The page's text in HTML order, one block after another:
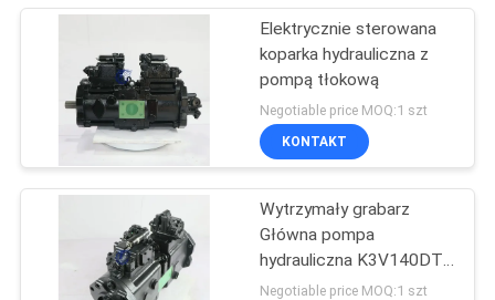
Elektrycznie sterowana
koparka hydrauliczna z
pompą tłokową
Negotiable price MOQ:1 szt
KONTAKT
Wytrzymały grabarz
Główna pompa
hydrauliczna K3V140DT-
9TCM Fit Sany 285
Negotiable price MOQ:1 szt